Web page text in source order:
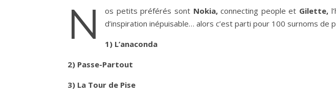
N os petits préférés sont Nokia,connecting people et Gilette,
d’inspiration inépuisable… alors c’est parti pour 100 surnoms de
1) L’anaconda
2) Passe-Partout
3) La Tour de Pise